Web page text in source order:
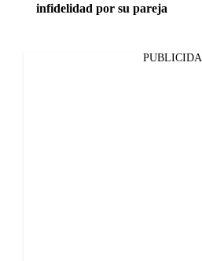
infidelidad por su pareja